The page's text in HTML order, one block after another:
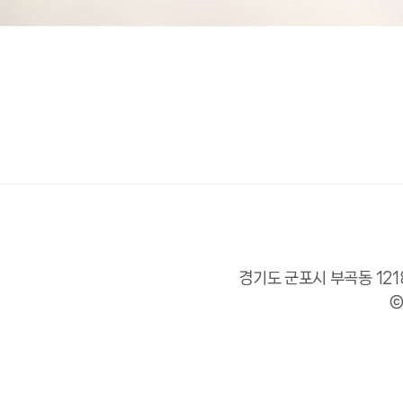
경기도 군포시 부곡동
©